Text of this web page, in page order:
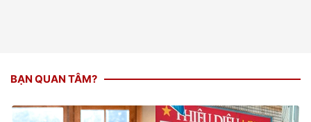
BẠN QUAN TÂM?